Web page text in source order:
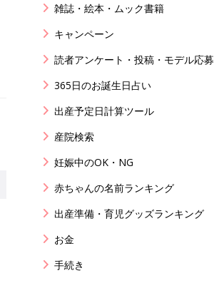
雑誌・絵本・ムック書籍
キャンペーン
読者アンケート・投稿・モデル応募
365日のお誕生日占い
出産予定日計算ツール
産院検索
妊娠中のOK・NG
赤ちゃんの名前ランキング
出産準備・育児グッズランキング
お金
手続き